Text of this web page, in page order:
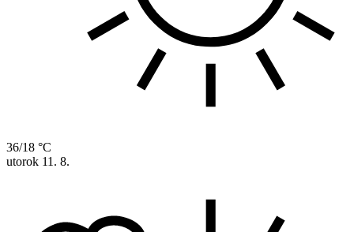
36/18 °C
utorok 11. 8.